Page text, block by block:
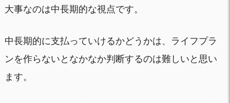
大事なのは中長期的な視点です。
中長期的に支払っていけるかどうかは、ライフプラ
ンを作らないとなかなか判断するのは難しいと思い
ます。